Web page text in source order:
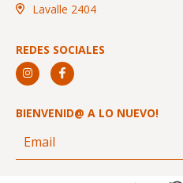
Lavalle 2404
REDES SOCIALES
BIENVENID@ A LO NUEVO!